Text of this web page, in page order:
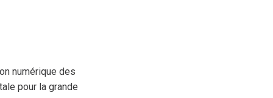
numérique des
pour la grande